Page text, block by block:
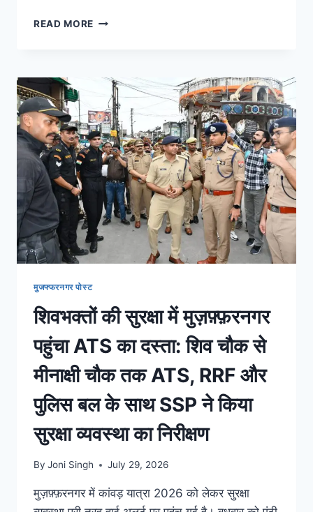
READ MORE
मुजफ्फरनगर पोस्ट
शिवभक्तों की सुरक्षा में मुज़फ़्फ़रनगर
पहुंचा ATS का दस्ता: शिव चौक से
मीनाक्षी चौक तक ATS, RRF और
पुलिस बल के साथ SSP ने किया
सुरक्षा व्यवस्था का निरीक्षण
By Joni Singh July 29, 2026
मुज़फ़्फ़रनगर में कांवड़ यात्रा 2026 को लेकर सुरक्षा